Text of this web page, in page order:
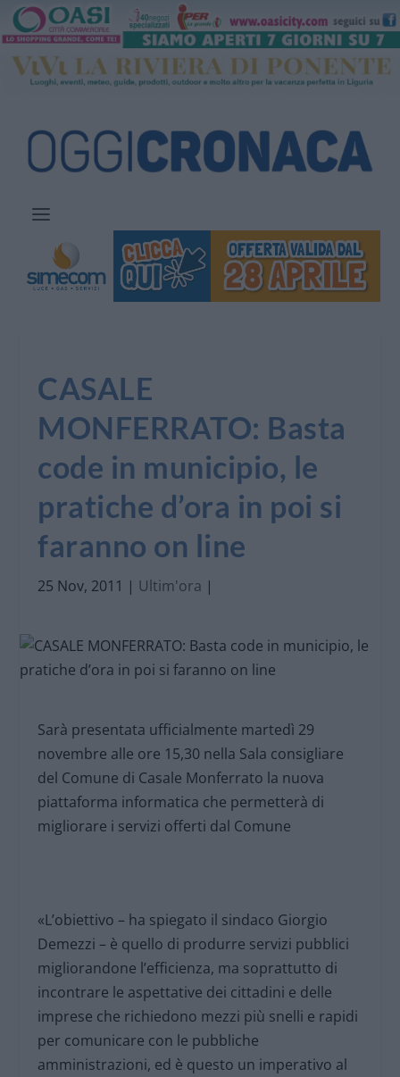
CASALE
MONFERRATO: Basta
code in municipio, le
pratiche d’ora in poi si
faranno on line
25 Nov, 2011 | Ultim'ora |
Sarà presentata ufficialmente martedì 29
novembre alle ore 15,30 nella Sala consigliare
del Comune di Casale Monferrato la nuova
piattaforma informatica che permetterà di
migliorare i servizi offerti dal Comune
«L’obiettivo – ha spiegato il sindaco Giorgio
Demezzi – è quello di produrre servizi pubblici
migliorandone l’efficienza, ma soprattutto di
incontrare le aspettative dei cittadini e delle
imprese che richiedono mezzi più snelli e rapidi
per comunicare con le pubbliche
amministrazioni, ed è questo un imperativo al